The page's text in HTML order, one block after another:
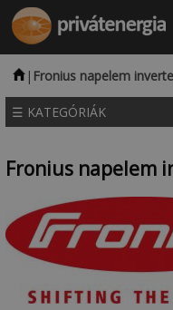
| Fronius napelem
Fronius napelem
☰ KATEGÓRIÁK
NAPELEM
INFRAFŰTÉS
ELEKTROMOS
HŰTŐ-FŰTŐ